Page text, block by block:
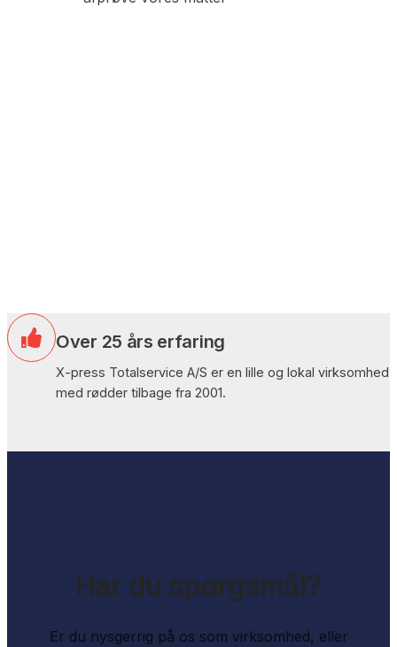
Over 25 års erfaring
X-press Totalservice A/S er en lille og lokal virksomhed
med rødder tilbage fra 2001.
Har du spørgsmål?
Er du nysgerrig på os som virksomhed, eller